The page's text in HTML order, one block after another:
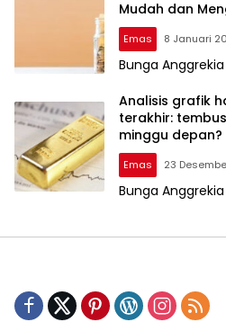
Mudah dan
Emas 8 Januari
Bunga Anggrekia
Analisis grafik
terakhir:
minggu depan?
Emas 23
Bunga Anggrekia